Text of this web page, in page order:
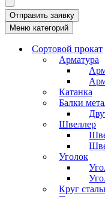
Отправить заявку
Меню категорий
Сортовой прокат
Арматура
Катанка
Балки
Швеллер
Уголок
Круг